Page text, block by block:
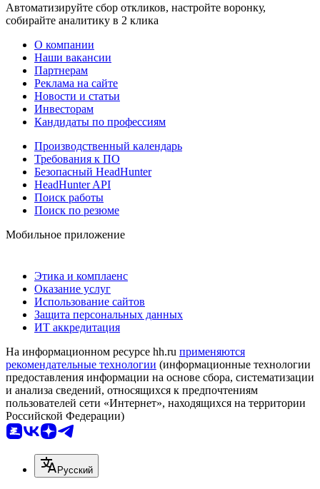
Автоматизируйте сбор откликов, настройте воронку,
собирайте аналитику в 2 клика
О компании
Наши вакансии
Партнерам
Реклама на сайте
Новости и статьи
Инвесторам
Кандидаты по профессиям
Производственный календарь
Требования к ПО
Безопасный HeadHunter
HeadHunter API
Поиск работы
Поиск по резюме
Мобильное приложение
Этика и комплаенс
Оказание услуг
Использование сайтов
Защита персональных данных
ИТ аккредитация
На информационном ресурсе hh.ru применяются
рекомендательные технологии (информационные технологии
предоставления информации на основе сбора, систематизации
и анализа сведений, относящихся к предпочтениям
пользователей сети «Интернет», находящихся на территории
Российской Федерации)
Русский